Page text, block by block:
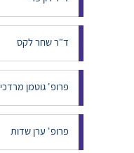
ד"ר שחר לקס
פרופ' גוטמן מרדכי
פרופ' ערן שדות